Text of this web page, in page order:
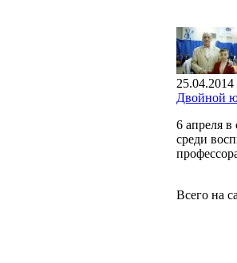
25.04.2014
Двойной
6 апреля
среди
Всего на